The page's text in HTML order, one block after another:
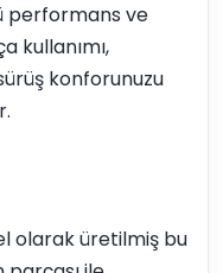
performans ve
kullanımı,
konforunuzu
olarak üretilmiş bu